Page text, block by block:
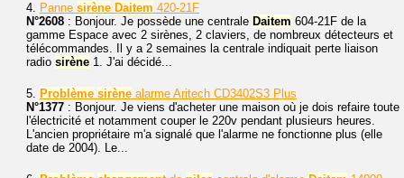
4. Panne sirène Daitem 420-21F
N°2608 : Bonjour. Je possède une centrale Daitem 604-21F de la
gamme Espace avec 2 sirènes, 2 claviers, de nombreux détecteurs et
télécommandes. Il y a 2 semaines la centrale indiquait perte liaison
radio sirène 1. J'ai décidé...
5. Problème sirène alarme Aritech CD3402S3 Plus
N°1377 : Bonjour. Je viens d'acheter une maison où je dois refaire toute
l'électricité et notamment couper le 220v pendant plusieurs heures.
L'ancien propriétaire m'a signalé que l'alarme ne fonctionne plus (elle
date de 2004). Le...